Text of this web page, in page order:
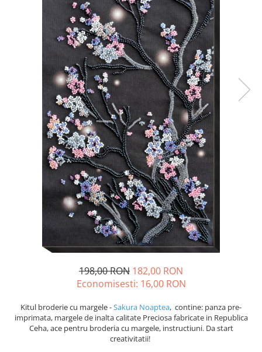
198,00 RON 182,00 RON
Economisesti: 16,00 RON
Kitul broderie cu margele -Sakura Noaptea, contine: panza pre-
imprimata, margele de inalta calitate Preciosa fabricate in Republica
Ceha, ace pentru broderia cu margele, instructiuni. Da start
creativitatii!